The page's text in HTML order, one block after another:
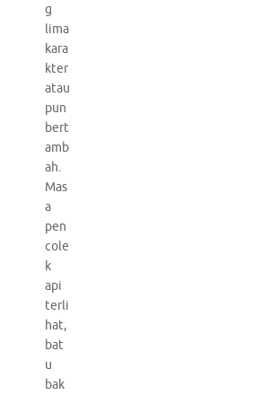
g
lima
kara
kter
atau
pun
bert
amb
ah.
Mas
a
pen
cole
k
api
terli
hat,
bat
u
bak